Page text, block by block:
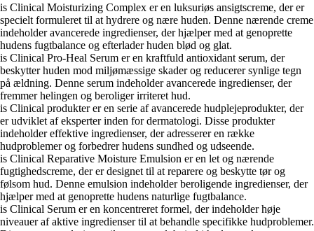
is Clinical Moisturizing Complex er en luksuriøs ansigtscreme, der er
specielt formuleret til at hydrere og nære huden. Denne nærende creme
indeholder avancerede ingredienser, der hjælper med at genoprette
hudens fugtbalance og efterlader huden blød og glat.
is Clinical Pro-Heal Serum er en kraftfuld antioxidant serum, der
beskytter huden mod miljømæssige skader og reducerer synlige tegn
på ældning. Denne serum indeholder avancerede ingredienser, der
fremmer helingen og beroliger irriteret hud.
is Clinical produkter er en serie af avancerede hudplejeprodukter, der
er udviklet af eksperter inden for dermatologi. Disse produkter
indeholder effektive ingredienser, der adresserer en række
hudproblemer og forbedrer hudens sundhed og udseende.
is Clinical Reparative Moisture Emulsion er en let og nærende
fugtighedscreme, der er designet til at reparere og beskytte tør og
følsom hud. Denne emulsion indeholder beroligende ingredienser, der
hjælper med at genoprette hudens naturlige fugtbalance.
is Clinical Serum er en koncentreret formel, der indeholder høje
niveauer af aktive ingredienser til at behandle specifikke hudproblemer.